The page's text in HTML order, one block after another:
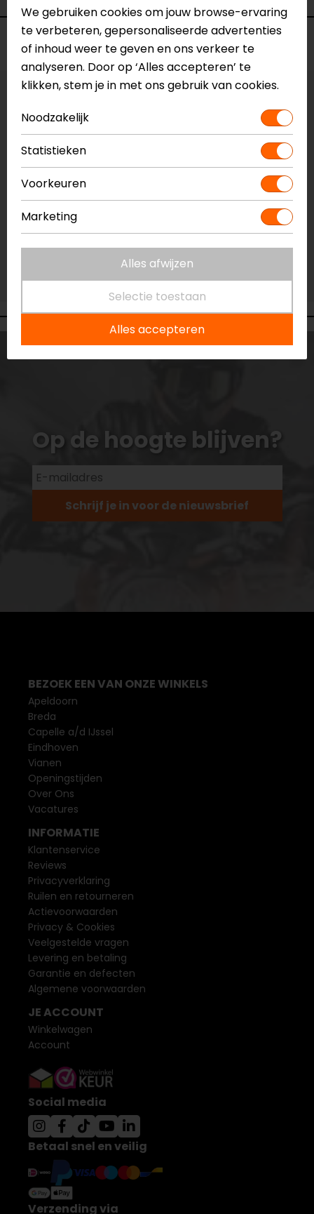
Voorraad
Niet op voorraad
Niet op voorraad
Vestiging Capelle a/d IJssel
Niet op voorraad
Vestiging Eindhoven
Niet op voorraad
Op de hoogte blijven?
Schrijf je in voor de nieuwsbrief
We gebruiken cookies om jouw browse-ervaring
te verbeteren, gepersonaliseerde advertenties
of inhoud weer te geven en ons verkeer te
analyseren. Door op ‘Alles accepteren’ te
klikken, stem je in met ons gebruik van cookies.
Noodzakelijk
Statistieken
Voorkeuren
Marketing
Alles afwijzen
Selectie toestaan
Alles accepteren
BEZOEK EEN VAN ONZE WINKELS
Apeldoorn
Breda
Capelle a/d IJssel
Eindhoven
Vianen
Openingstijden
Over Ons
Vacatures
INFORMATIE
Klantenservice
Reviews
Privacyverklaring
Ruilen en retourneren
Actievoorwaarden
Privacy & Cookies
Veelgestelde vragen
Levering en betaling
Garantie en defecten
Algemene voorwaarden
JE ACCOUNT
Winkelwagen
Account
Social media
Betaal snel en veilig
Verzending via